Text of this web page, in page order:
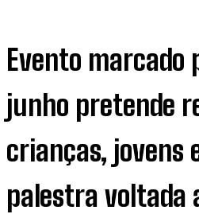
Evento marcado
junho pretende
crianças, jovens
palestra voltada